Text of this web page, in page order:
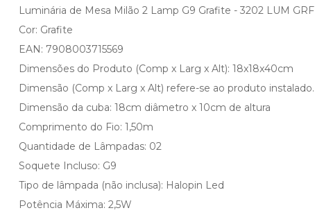
Luminária de Mesa Milão 2 Lamp G9 Grafite - 3202 LUM GRF
Cor: Grafite
EAN: 7908003715569
Dimensões do Produto (Comp x Larg x Alt): 18x18x40cm
Dimensão (Comp x Larg x Alt) refere-se ao produto instalado.
Dimensão da cuba: 18cm diâmetro x 10cm de altura
Comprimento do Fio: 1,50m
Quantidade de Lâmpadas: 02
Soquete Incluso: G9
Tipo de lâmpada (não inclusa): Halopin Led
Potência Máxima: 2,5W